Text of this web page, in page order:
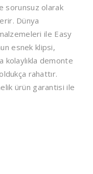
sorunsuz olarak
Dünya
ile Easy
esnek klipsi,
kolaylıkla demonte
rahattır.
ürün garantisi ile